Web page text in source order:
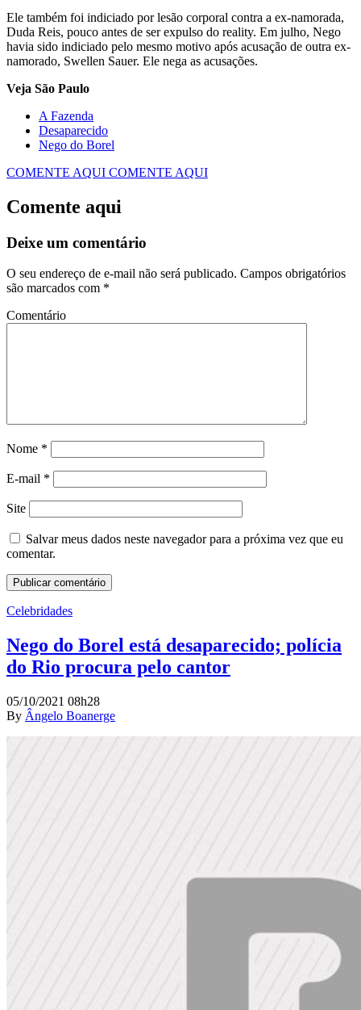
Ele também foi indiciado por lesão corporal contra a ex-namorada,
Duda Reis, pouco antes de ser expulso do reality. Em julho, Nego
havia sido indiciado pelo mesmo motivo após acusação de outra ex-
namorado, Swellen Sauer. Ele nega as acusações.
Veja São Paulo
A Fazenda
Desaparecido
Nego do Borel
COMENTE AQUI COMENTE AQUI
Comente aqui
Deixe um comentário
O seu endereço de e-mail não será publicado. Campos obrigatórios
são marcados com *
Comentário
Nome *
E-mail *
Site
Salvar meus dados neste navegador para a próxima vez que eu
comentar.
Celebridades
Nego do Borel está desaparecido; polícia
do Rio procura pelo cantor
05/10/2021 08h28
By Ângelo Boanerge